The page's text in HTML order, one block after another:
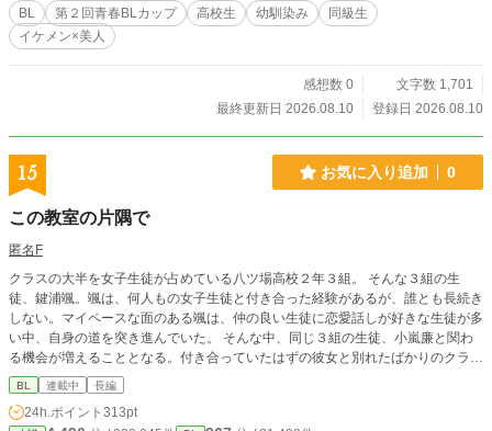
BL 第２回青春BLカップ 高校生 幼馴染み
同級生
イケメン×美人
感想数 0
文字数 1,701
最終更新日 2026.08.10
登録日 2026.08.10
15 お気に入り追加 0
この教室の片隅で
匿名F
クラスの大半を女子生徒が占めている八ツ場高校２年３組。 そんな３組の生
徒、鍵浦颯。颯は、何人もの女子生徒と付き合った経験があるが、誰とも長続き
しない。マイペースな面のある颯は、仲の良い生徒に恋愛話しが好きな生徒が多
い中、自身の道を突き進んでいた。 そんな中、同じ３組の生徒、小嵐廉と関わ
る機会が増えることとなる。付き合っていたはずの彼女と別れたばかりのクラス
でも人気者の廉。廉に苦手意識を持っていた颯は最初は廉との関わりを避けよう
としていたが－。関わる機会が増えたことで、普段は隠されている廉の悩みや心
に少しずつ触れていくうち、颯の中での廉の存在は大きくなっていた。 BLが好
BL 連載中 長編
24h.ポイント 313pt